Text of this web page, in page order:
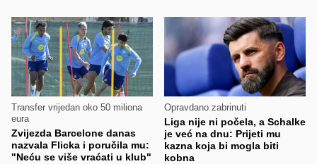
Transfer vrijedan oko 50 miliona
eura
Zvijezda Barcelone danas
nazvala Flicka i poručila mu:
"Neću se više vraćati u klub"
Opravdano zabrinuti
Liga nije ni počela, a Schalke
je već na dnu: Prijeti mu
kazna koja bi mogla biti
kobna